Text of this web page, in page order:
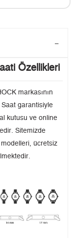
Özellikleri
markasının
Saat garantisiyle
kutusu ve online
Sitemizde
ücretsiz